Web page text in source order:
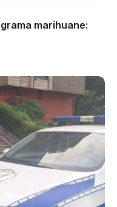
marihuane: